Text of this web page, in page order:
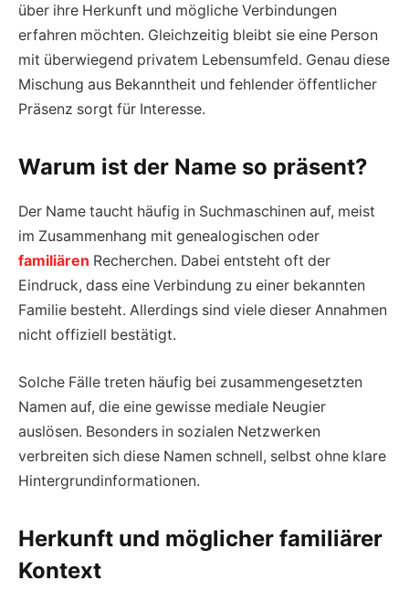
über ihre Herkunft und mögliche Verbindungen
erfahren möchten. Gleichzeitig bleibt sie eine Person
mit überwiegend privatem Lebensumfeld. Genau diese
Mischung aus Bekanntheit und fehlender öffentlicher
Präsenz sorgt für Interesse.
Warum ist der Name so präsent?
Der Name taucht häufig in Suchmaschinen auf, meist
im Zusammenhang mit genealogischen oder
familiären Recherchen. Dabei entsteht oft der
Eindruck, dass eine Verbindung zu einer bekannten
Familie besteht. Allerdings sind viele dieser Annahmen
nicht offiziell bestätigt.
Solche Fälle treten häufig bei zusammengesetzten
Namen auf, die eine gewisse mediale Neugier
auslösen. Besonders in sozialen Netzwerken
verbreiten sich diese Namen schnell, selbst ohne klare
Hintergrundinformationen.
Herkunft und möglicher familiärer
Kontext